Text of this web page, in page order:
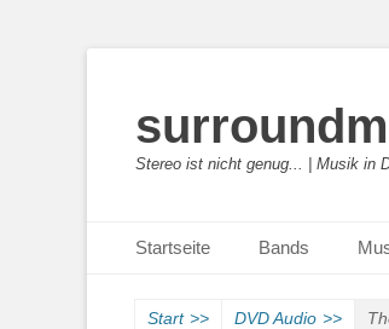
Stereo ist nicht genug... | Musik in
Primäres Menü
Inhalt
Startseite Bands
Start >> DVD Audio >>